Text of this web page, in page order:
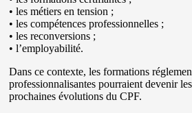
• les métiers en tension ;
• les compétences professionnelles ;
• les reconversions ;
• l’employabilité.
Dans ce contexte, les formations
professionnalisantes pourraient devenir
prochaines évolutions du CPF.